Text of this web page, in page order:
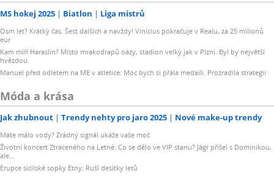
MS hokej 2025 Biatlon Liga mistrů
Osm let? Krátký čas. Šest dalších a navždy! Vinícius pokračuje v Realu, za 25 milionů
eur
Kam míří Haraslín? Místo mrakodrapů oázy, stadion velký jak v Plzni. Byl by největší
hvězdou
Manuel před odletem na ME v atletice: Moc bych si přála medaili. Prozradila strategii
Móda a krása
Jak zhubnout Trendy nehty pro jaro 2025 Nové make-up trendy
Máte málo vody? Zrádný signál ukáže vaše moč
Životní koncert Ztraceného na Letné: Co se dělo ve VIP stanu? Jágr přišel s Dominikou,
ale...
Erupce sicilské sopky Etny: Ruší desítky letů